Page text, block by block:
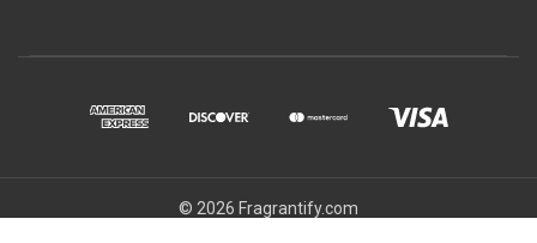
© 2026 Fragrantify.com